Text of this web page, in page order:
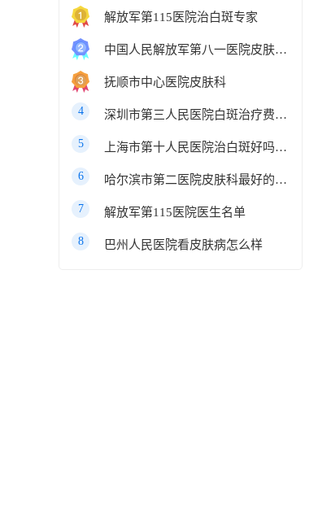
解放军第115医院治白斑专家
中国人民解放军第八一医院皮肤科最好的医生
抚顺市中心医院皮肤科
4 深圳市第三人民医院白斑治疗费用多少
5 上海市第十人民医院治白斑好吗知乎
6 哈尔滨市第二医院皮肤科最好的医生
7 解放军第115医院医生名单
8 巴州人民医院看皮肤病怎么样